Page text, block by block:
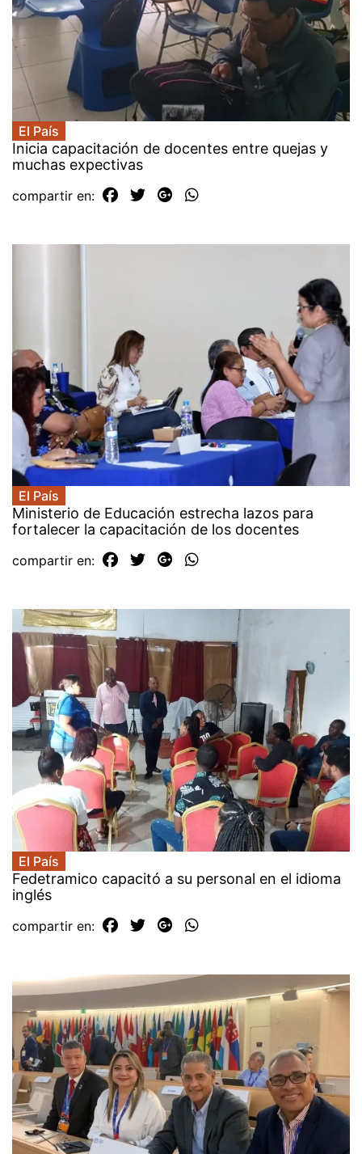
El País
Inicia capacitación de docentes entre quejas y
muchas expectivas
compartir en:
El País
Ministerio de Educación estrecha lazos para
fortalecer la capacitación de los docentes
compartir en:
El País
Fedetramico capacitó a su personal en el idioma
inglés
compartir en: